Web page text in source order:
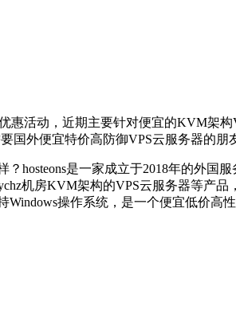
惠活动，近期主要针对便宜的KVM架
国外便宜特价高防御VPS云服务器的朋
？hosteons是一家成立于2018年的外
机房KVM架构的VPS云服务器等产
操作系统，是一个便宜低价高